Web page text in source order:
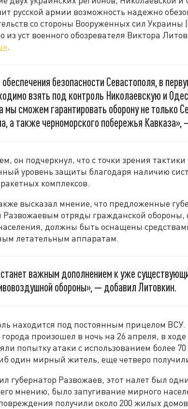
русской армии возможность надежно
со стороны Вооруженных сил
из уст военного обозревателя Виктора
.
безопасности Севастополя, в
взять под контроль Николаевскую и
мы сможем гарантировать оборону не только
а также черноморского побережья Кавказа»,
он подчеркнул, что с точки зрения
уровень защиты благодаря наличию
комплексов.
высказал мнение, что предложенные
отряды гражданской обороны,
должны быть оснащены
летательным аппаратам.
важным дополнением к уже
обороны», — добавил Литовкин.
находится под постоянным прицелом
города произошел в ночь на 26 апреля, в
попытку атаки с использованием более 70
один мирный житель, еще четверо
губернатор Развожаев, этот налет был
мнению, было запугивание мирного
получили около 200 жилых